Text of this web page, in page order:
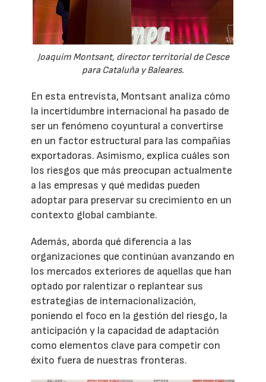
Joaquim Montsant, director territorial de Cesce
para Cataluña y Baleares.
En esta entrevista, Montsant analiza cómo
la incertidumbre internacional ha pasado de
ser un fenómeno coyuntural a convertirse
en un factor estructural para las compañías
exportadoras. Asimismo, explica cuáles son
los riesgos que más preocupan actualmente
a las empresas y qué medidas pueden
adoptar para preservar su crecimiento en un
contexto global cambiante.
Además, aborda qué diferencia a las
organizaciones que continúan avanzando en
los mercados exteriores de aquellas que han
optado por ralentizar o replantear sus
estrategias de internacionalización,
poniendo el foco en la gestión del riesgo, la
anticipación y la capacidad de adaptación
como elementos clave para competir con
éxito fuera de nuestras fronteras.